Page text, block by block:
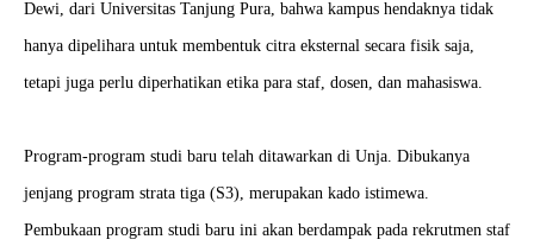
Dewi, dari Universitas Tanjung Pura, bahwa kampus hendaknya tidak
hanya dipelihara untuk membentuk citra eksternal secara fisik saja,
tetapi juga perlu diperhatikan etika para staf, dosen, dan mahasiswa.
Program-program studi baru telah ditawarkan di Unja. Dibukanya
jenjang program strata tiga (S3), merupakan kado istimewa.
Pembukaan program studi baru ini akan berdampak pada rekrutmen staf